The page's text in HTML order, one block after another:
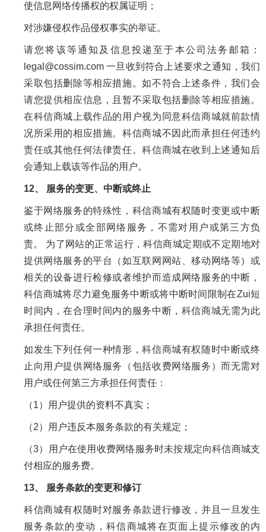
使信息网络传播权的权属证明；
对涉嫌侵权作品侵权事实的举证。
请您将该等通知及信息投递至于本公司法务邮箱：
legal@cossim.com 一旦收到符合上述要求之通知，我们
采取包括删除等相应措施。如不符合上述条件，我们会
请您提供相应信息，且暂不采取包括删除等相应措施。
在科信商城上载作品的用户视为同意科信商城就前款情
况所采用的相应措施。科信商城不因此而承担任何违约
责任或其他任何法律责任。科信商城在收到上述通知后
会通知上载该等作品的用户。
12、 服务的变更、中断或终止
鉴于网络服务的特殊性，科信商城有权随时变更或中断
或终止部分或全部网络服务，不需对用户或第三方负
责。 为了网站的正常运行，科信商城定期或不定期地对
提供网络服务的平台（如互联网网站、移动网络等）或
相关的设备进行检修或者维护而造成网络服务的中断，
科信商城将尽力避免服务中断或将中断时间限制在Zui短
时间内，在合理时间内的服务中断，科信商城无需为此
承担任何责任。
如发生下列任何一种情形，科信商城有权随时中断或终
止向用户提供网络服务（包括收费网络服务）而无需对
用户或任何第三方承担任何责任：
（1）用户提供的资料不真实；
（2）用户违反本服务条款的有关规定；
（3）用户在使用收费网络服务时未按规定向科信商城支
付相应的服务费。
13、 服务条款的变更和修订
科信商城有权随时对服务条款进行修改，并且一旦发生
服务条款的变动，科信商城将在页面上提示修改的内